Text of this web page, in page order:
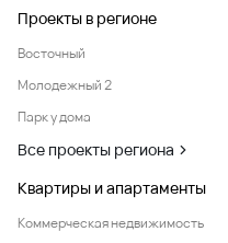
Молодежный 2
Парк у дома
Все проекты региона
Квартиры и апартаменты
Квартиры
Машино-места